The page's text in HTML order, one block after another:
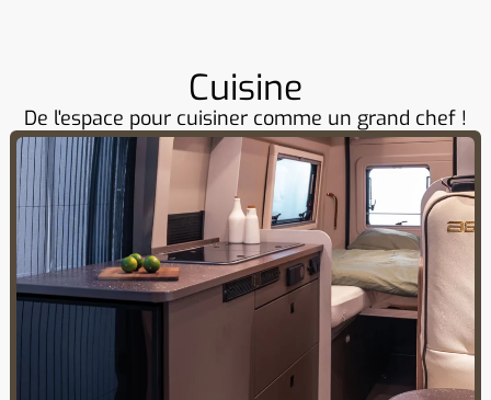
Cuisine
De l'espace pour cuisiner comme un grand chef !